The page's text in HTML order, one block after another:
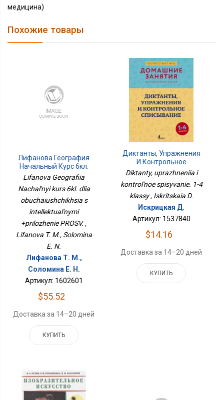
медицина)
Похожие товары
Лифанова География
Начальный Курс 6кл.
Для Обучающихся С
Интеллектуальными
+приложение ПРОСВ.
Lifanova Geografiia
Nachal'nyi kurs 6kl. dlia
obuchaiushchikhsia s
intellektual'nymi
+prilozhenie PROSV. ,
Lifanova T. M., Solomina
E. N.
Лифанова Т. М.,
Соломина Е. Н.
Артикул: 1602601
$55.52
Доставка за 14–20 дней
КУПИТЬ
Диктанты, Упражнения
И Контрольное
Списывание. 1-4 Классы
Diktanty, uprazhneniia i
kontrol'noe spisyvanie. 1-4
klassy , Iskritskaia D.
Искрицкая Д.
Артикул: 1537840
$14.16
Доставка за 14–20 дней
КУПИТЬ